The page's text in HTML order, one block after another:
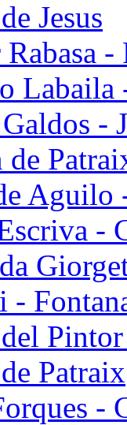
Jesus
-
-
de
Aguilo
-
-
Patraix
-